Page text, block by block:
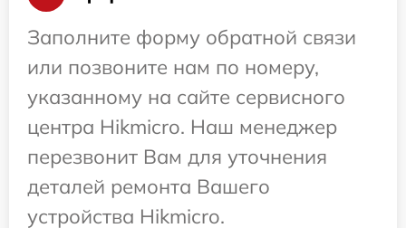
Заполните форму обратной связи
или позвоните нам по номеру,
указанному на сайте сервисного
центра Hikmicro. Наш менеджер
перезвонит Вам для уточнения
деталей ремонта Вашего
устройства Hikmicro.